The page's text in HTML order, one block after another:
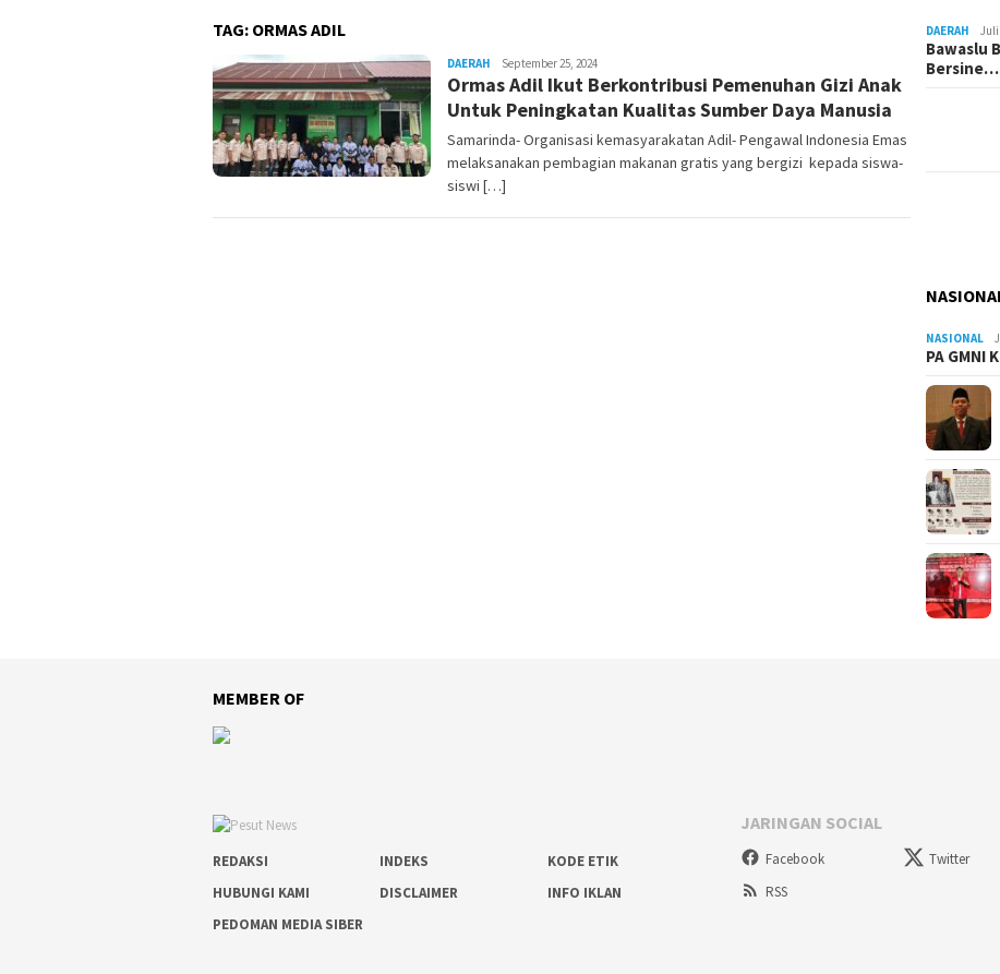
TAG: ORMAS ADIL
DAERAH Admin
Pesut
September 25, 2024
Ormas Adil Ikut Berkontribusi Pemenuhan Gizi Anak
Untuk Peningkatan Kualitas Sumber Daya Manusia
Samarinda- Organisasi kemasyarakatan Adil- Pengawal Indonesia Emas
melaksanakan pembagian makanan gratis yang bergizi kepada siswa-
siswi […]
DAERAH Juli
Bawaslu
Bersine…
NASIONAL
PA GMNI
MEMBER OF
REDAKSI INDEKS
KODE ETIK
HUBUNGI KAMI
DISCLAIMER
INFO IKLAN
PEDOMAN MEDIA SIBER
JARINGAN SOCIAL
Facebook Twitter
RSS